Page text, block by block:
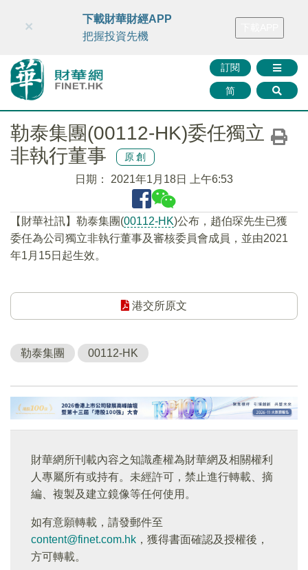
財華智庫網 FINTV FINMETA 財華證券 媒體矩陣
訂閱
简
×
下載財華財經APP
把握投資先機
勒泰集團(00112-HK)委任獨立
非執行董事
原創
日期： 2021年1月18日 上午6:53
【財華社訊】勒泰集團(00112-HK)公布，趙伯琛先生已獲
委任為公司獨立非執行董事及審核委員會成員，並由2021
年1月15日起生效。
港交所原文
勒泰集團 00112-HK
財華網所刊載內容之知識產權為財華網及相關權利
人專屬所有或持有。未經許可，禁止進行轉載、摘
編、複製及建立鏡像等任何使用。
如有意願轉載，請發郵件至
content@finet.com.hk ，獲得書面確認及授權後，
方可轉載。